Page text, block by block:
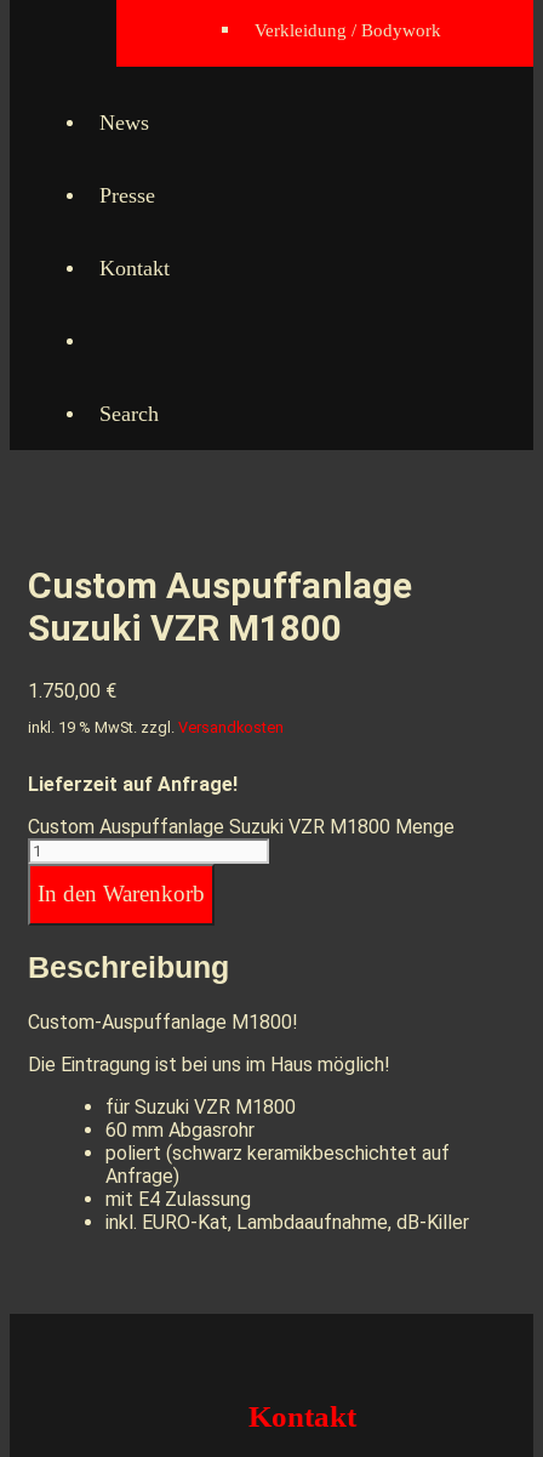
Verkleidung / Bodywork
News
Presse
Kontakt
Search
Custom Auspuffanlage
Suzuki VZR M1800
1.750,00 €
inkl. 19 % MwSt. zzgl. Versandkosten
Lieferzeit auf Anfrage!
Custom Auspuffanlage Suzuki VZR M1800 Menge
In den Warenkorb
Beschreibung
Custom-Auspuffanlage M1800!
Die Eintragung ist bei uns im Haus möglich!
für Suzuki VZR M1800
60 mm Abgasrohr
poliert (schwarz keramikbeschichtet auf
Anfrage)
mit E4 Zulassung
inkl. EURO-Kat, Lambdaaufnahme, dB-Killer
Kontakt